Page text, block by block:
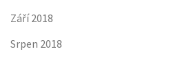
Září 2018
Srpen 2018